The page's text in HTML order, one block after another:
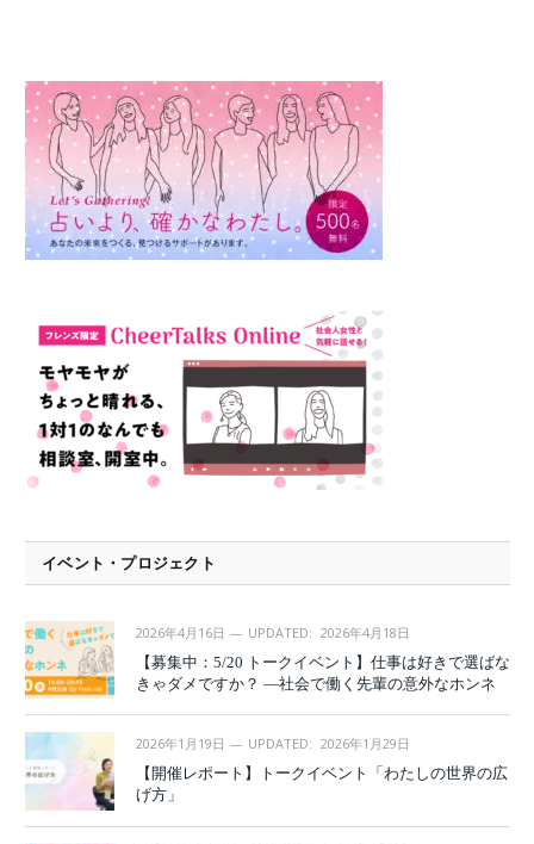
イベント・プロジェクト
2026年4月16日 UPDATED: 2026年4月18日
【募集中：5/20 トークイベント】仕事は好きで選ばな
きゃダメですか？ —社会で働く先輩の意外なホンネ
2026年1月19日 UPDATED: 2026年1月29日
【開催レポート】トークイベント「わたしの世界の広
げ方」